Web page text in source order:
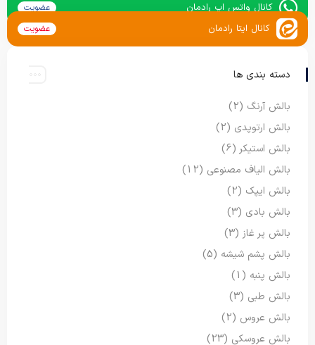
کانال واتس اپ رادمان عضویت
کانال ایتا رادمان عضویت
دسته بندی ها
بالش آرنگ (2)
بالش ارتوپدی (2)
بالش استیکر (6)
بالش الیاف مصنوعی (12)
بالش ایپک (2)
بالش بادی (3)
بالش پر غاز (3)
بالش پشم شیشه (5)
بالش پنبه (1)
بالش طبی (3)
بالش عروس (2)
بالش عروسکی (23)